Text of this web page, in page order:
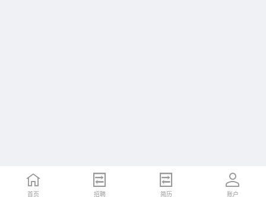
首页 招聘 简历 账户